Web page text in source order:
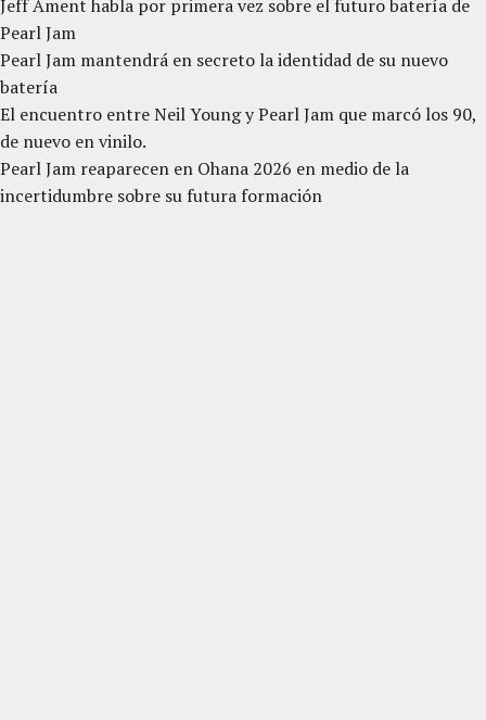
Jeff Ament habla por primera vez sobre el futuro batería de
Pearl Jam
Pearl Jam mantendrá en secreto la identidad de su nuevo
batería
El encuentro entre Neil Young y Pearl Jam que marcó los 90,
de nuevo en vinilo.
Pearl Jam reaparecen en Ohana 2026 en medio de la
incertidumbre sobre su futura formación